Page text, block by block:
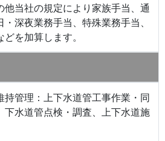
他当社の規定により家族手当、通
深夜業務手当、特殊業務手当、
を加算します。
持管理：上下水道管工事作業・同
下水道管点検・調査、上下水道施